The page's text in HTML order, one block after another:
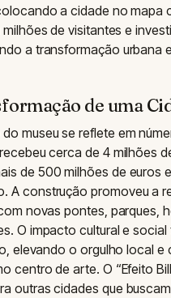
a cidade no mapa
de visitantes e
a transformação urbana
de uma
museu se reflete em
cerca de 4 milhões
de 500 milhões de euros
A construção promoveu a
novas pontes, parques,
O impacto cultural e social
elevando o orgulho local e
centro de arte. O “Efeito
outras cidades que